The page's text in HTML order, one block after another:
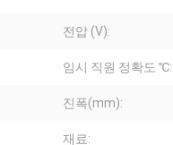
전압 (V):
임시 직원 정확도 ℃:
진폭(mm):
재료: